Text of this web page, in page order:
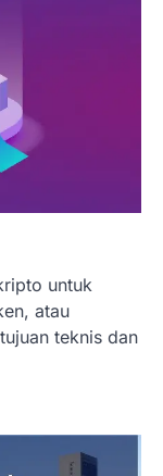
untuk
atau
teknis dan